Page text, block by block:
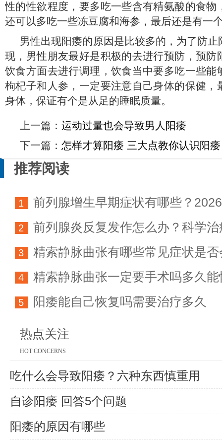
性的性欲程度，要多吃一些含有精氨酸的食物
还可以多吃一些冻豆腐和海参，最后还是有一
男性出现阳痿的原因是比较多的，为了防
现，男性朋友最好是积极的去进行预防，预防
饮食方面去进行调理，饮食当中要多吃一些能
枸杞子和人参，一定要注意自己身体的保健，
身体，保证有个是从足的睡眠质量。
上一篇： 运动过量也会导致男人阳痿
下一篇： 怎样才算阳痿 三大点教你认识阳痿
推荐阅读
1
前列腺增生早期症状有哪些？
科学防治指南
2
前列腺炎反复发作怎么办？科学
方法详解
3
精索静脉曲张有哪些常见症状是
育能力
4 精索静脉曲张一定要手术吗多久能
5 阳痿能自己恢复吗需要治疗多久
热点关注
HOT CONCERNS
吃什么会导致阳痿？六种东西慎重用
自诊阳痿 回答5个问题
阳痿的原因有哪些